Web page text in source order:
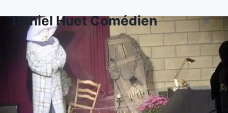
content
Daniel Huet Comédien